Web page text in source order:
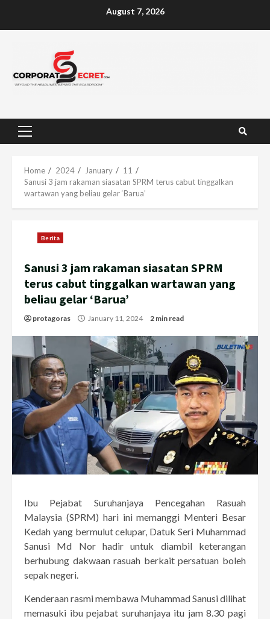
August 7, 2026
Primary
Home 2024 January
11
Sanusi 3 jam rakaman siasatan SPRM terus cabut tinggalkan
wartawan yang beliau gelar ‘Barua’
Berita
Sanusi 3 jam rakaman siasatan SPRM
terus cabut tinggalkan wartawan yang
beliau gelar ‘Barua’
protagoras January 11, 2024 2 min read
Ibu Pejabat Suruhanjaya Pencegahan Rasuah
Malaysia (SPRM) hari ini memanggi Menteri Besar
Kedah yang bermulut celupar, Datuk Seri Muhammad
Sanusi Md Nor hadir untuk diambil keterangan
berhubung dakwaan rasuah berkait persatuan boleh
sepak negeri.
Kenderaan rasmi membawa Muhammad Sanusi dilihat
memasuki ibu pejabat suruhanjaya itu jam 8.30 pagi